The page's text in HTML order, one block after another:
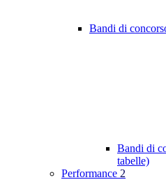
Bandi di
Bandi di
tabelle)
Performance 2